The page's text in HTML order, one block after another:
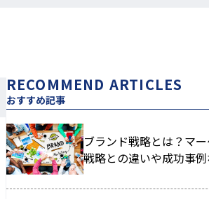
RECOMMEND ARTICLES
おすすめ記事
ブランド戦略とは？マ
戦略との違いや成功事